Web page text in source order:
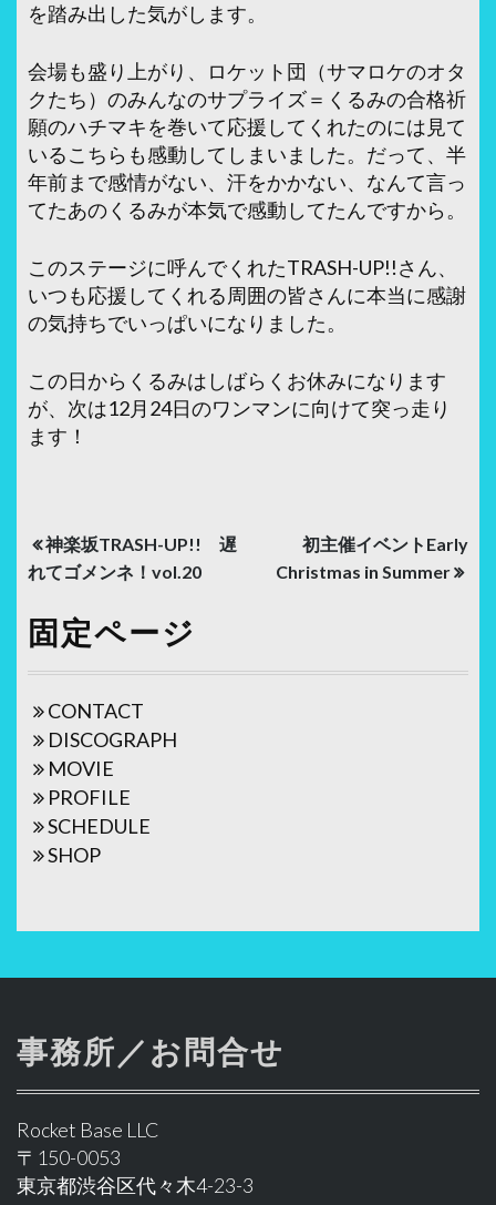
を踏み出した気がします。
会場も盛り上がり、ロケット団（サマロケのオタ
クたち）のみんなのサプライズ＝くるみの合格祈
願のハチマキを巻いて応援してくれたのには見て
いるこちらも感動してしまいました。だって、半
年前まで感情がない、汗をかかない、なんて言っ
てたあのくるみが本気で感動してたんですから。
このステージに呼んでくれたTRASH-UP!!さん、
いつも応援してくれる周囲の皆さんに本当に感謝
の気持ちでいっぱいになりました。
この日からくるみはしばらくお休みになります
が、次は12月24日のワンマンに向けて突っ走り
ます！
投
稿
ナ
ビ
ゲ
ー
シ
ョ
ン
神楽坂TRASH-UP!! 遅
れてゴメンネ！vol.20
初主催イベントEarly
Christmas in Summer
固定ページ
CONTACT
DISCOGRAPH
MOVIE
PROFILE
SCHEDULE
SHOP
事務所／お問合せ
Rocket Base LLC
〒150-0053
東京都渋谷区代々木4-23-3